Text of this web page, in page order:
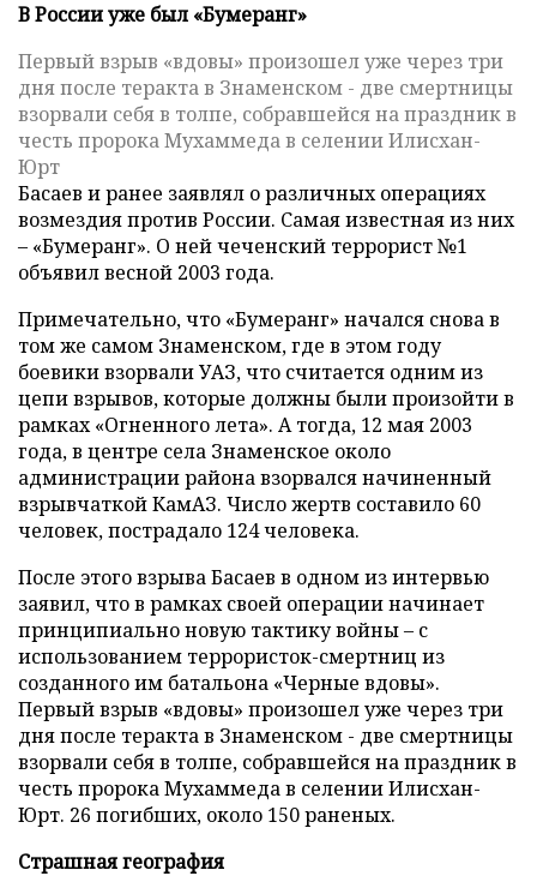
В России уже был «Бумеранг»
Первый взрыв «вдовы» произошел уже через три
дня после теракта в Знаменском - две смертницы
взорвали себя в толпе, собравшейся на праздник в
честь пророка Мухаммеда в селении Илисхан-
Юрт
Басаев и ранее заявлял о различных операциях
возмездия против России. Самая известная из них
– «Бумеранг». О ней чеченский террорист №1
объявил весной 2003 года.
Примечательно, что «Бумеранг» начался снова в
том же самом Знаменском, где в этом году
боевики взорвали УАЗ, что считается одним из
цепи взрывов, которые должны были произойти в
рамках «Огненного лета». А тогда, 12 мая 2003
года, в центре села Знаменское около
администрации района взорвался начиненный
взрывчаткой КамАЗ. Число жертв составило 60
человек, пострадало 124 человека.
После этого взрыва Басаев в одном из интервью
заявил, что в рамках своей операции начинает
принципиально новую тактику войны – с
использованием террористок-смертниц из
созданного им батальона «Черные вдовы».
Первый взрыв «вдовы» произошел уже через три
дня после теракта в Знаменском - две смертницы
взорвали себя в толпе, собравшейся на праздник в
честь пророка Мухаммеда в селении Илисхан-
Юрт. 26 погибших, около 150 раненых.
Страшная география